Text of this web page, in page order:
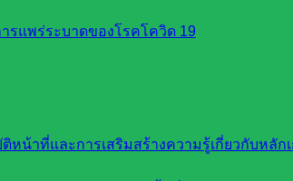
แพร่ระบาดของโรคโควิด 19
หน้าที่และการเสริมสร้างความรู้เกี่ยวกับห